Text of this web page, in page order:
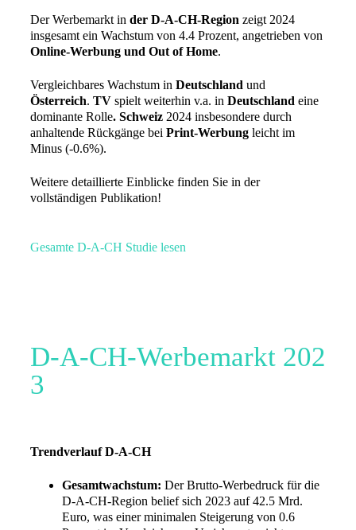
Der Werbemarkt in der D-A-CH-Region zeigt 2024
insgesamt ein Wachstum von 4.4 Prozent, angetrieben von
Online-Werbung und Out of Home.
Vergleichbares Wachstum in Deutschland und
Österreich. TV spielt weiterhin v.a. in Deutschland eine
dominante Rolle. Schweiz 2024 insbesondere durch
anhaltende Rückgänge bei Print-Werbung leicht im
Minus (-0.6%).
Weitere detaillierte Einblicke finden Sie in der
vollständigen Publikation!
Gesamte D-A-CH Studie lesen
D-A-CH-Werbemarkt 202
3
Trendverlauf D-A-CH
Gesamtwachstum: Der Brutto-Werbedruck für die
D-A-CH-Region belief sich 2023 auf 42.5 Mrd.
Euro, was einer minimalen Steigerung von 0.6